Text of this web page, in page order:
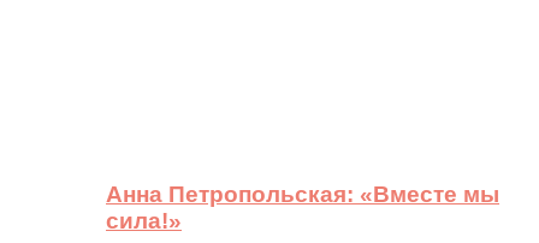
Анна Петропольская: «Вместе мы
сила!»